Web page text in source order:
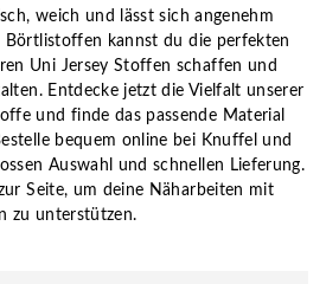
weich und lässt sich angenehm
Börtlistoffen kannst du die perfekten
Uni Jersey Stoffen schaffen und
Entdecke jetzt die Vielfalt unserer
und finde das passende Material
bequem online bei Knuffel und
Auswahl und schnellen Lieferung.
Seite, um deine Näharbeiten mit
zu unterstützen.